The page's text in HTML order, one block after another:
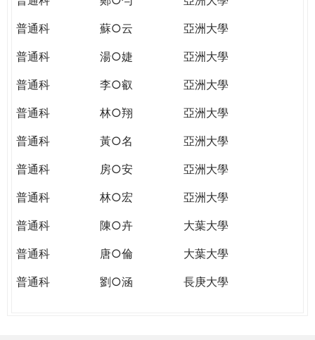
普通科
蘇○云
亞洲大學
普通科
湯○婕
亞洲大學
普通科
李○叡
亞洲大學
普通科
林○翔
亞洲大學
普通科
黃○名
亞洲大學
普通科
房○安
亞洲大學
普通科
林○宏
亞洲大學
普通科
陳○卉
大葉大學
普通科
唐○倫
大葉大學
普通科
劉○涵 長庚大學